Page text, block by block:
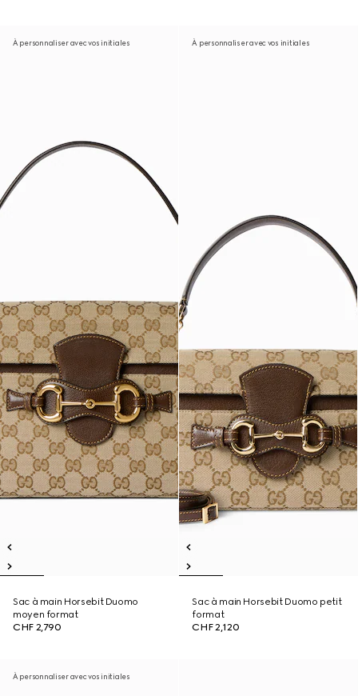
À personnaliser avec vos initiales
Sac à main Horsebit Duomo
moyen format
CHF 2,790
À personnaliser avec vos initiales
Sac à main Horsebit Duomo petit
format
CHF 2,120
À personnaliser avec vos initiales